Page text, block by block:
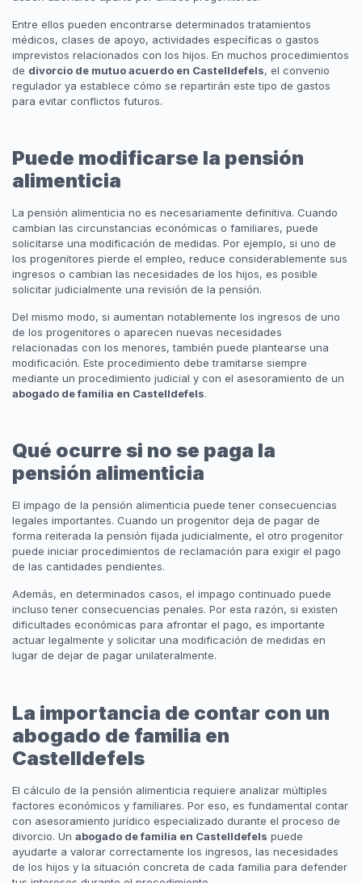
Entre ellos pueden encontrarse determinados tratamientos
médicos, clases de apoyo, actividades específicas o gastos
imprevistos relacionados con los hijos. En muchos procedimientos
de divorcio de mutuo acuerdo en Castelldefels, el convenio
regulador ya establece cómo se repartirán este tipo de gastos
para evitar conflictos futuros.
Puede modificarse la pensión
alimenticia
La pensión alimenticia no es necesariamente definitiva. Cuando
cambian las circunstancias económicas o familiares, puede
solicitarse una modificación de medidas. Por ejemplo, si uno de
los progenitores pierde el empleo, reduce considerablemente sus
ingresos o cambian las necesidades de los hijos, es posible
solicitar judicialmente una revisión de la pensión.
Del mismo modo, si aumentan notablemente los ingresos de uno
de los progenitores o aparecen nuevas necesidades
relacionadas con los menores, también puede plantearse una
modificación. Este procedimiento debe tramitarse siempre
mediante un procedimiento judicial y con el asesoramiento de un
abogado de familia en Castelldefels.
Qué ocurre si no se paga la
pensión alimenticia
El impago de la pensión alimenticia puede tener consecuencias
legales importantes. Cuando un progenitor deja de pagar de
forma reiterada la pensión fijada judicialmente, el otro progenitor
puede iniciar procedimientos de reclamación para exigir el pago
de las cantidades pendientes.
Además, en determinados casos, el impago continuado puede
incluso tener consecuencias penales. Por esta razón, si existen
dificultades económicas para afrontar el pago, es importante
actuar legalmente y solicitar una modificación de medidas en
lugar de dejar de pagar unilateralmente.
La importancia de contar con un
abogado de familia en
Castelldefels
El cálculo de la pensión alimenticia requiere analizar múltiples
factores económicos y familiares. Por eso, es fundamental contar
con asesoramiento jurídico especializado durante el proceso de
divorcio. Un abogado de familia en Castelldefels puede
ayudarte a valorar correctamente los ingresos, las necesidades
de los hijos y la situación concreta de cada familia para defender